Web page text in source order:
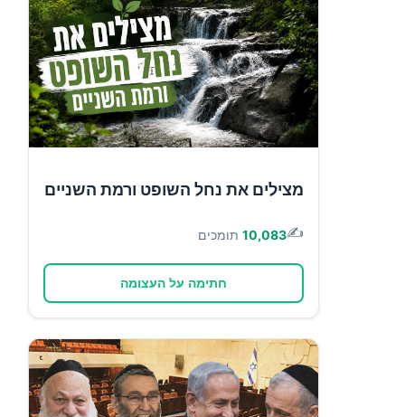
מצילים את נחל השופט ורמת השניים
✍️
10,083 תומכים
חתימה על העצומה